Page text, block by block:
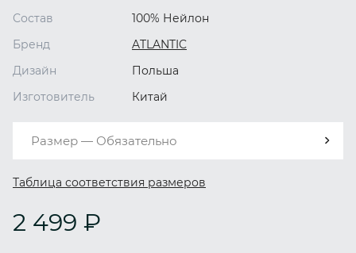
Состав
100% Нейлон
Бренд
ATLANTIC
Дизайн
Польша
Изготовитель
Китай
Размер — Обязательно
Таблица соответствия размеров
2 499 ₽